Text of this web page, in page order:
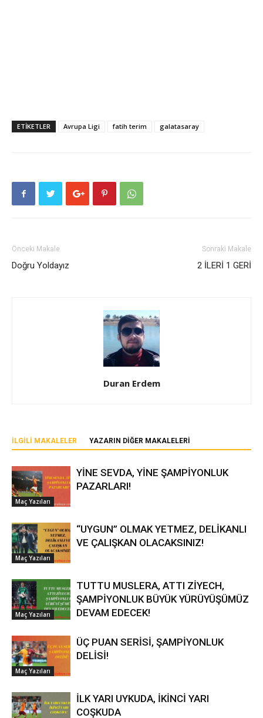
ETIKETLER Avrupa Ligi fatih terim galatasaray
Önceki Makale
Doğru Yoldayız
Sonraki Makale
2 İLERİ 1 GERİ
Duran Erdem
İLGILI MAKALELER YAZARIN DIĞER MAKALELERI
Maç Yazıları
YİNE SEVDA, YİNE ŞAMPİYONLUK
PAZARLARI!
Maç Yazıları
“UYGUN” OLMAK YETMEZ, DELİKANLI
VE ÇALIŞKAN OLACAKSINIZ!
Maç Yazıları
TUTTU MUSLERA, ATTI ZİYECH,
ŞAMPİYONLUK BÜYÜK YÜRÜYÜŞÜMÜZ
DEVAM EDECEK!
Maç Yazıları
ÜÇ PUAN SERİSİ, ŞAMPİYONLUK
DELİSİ!
İLK YARI UYKUDA, İKİNCİ YARI
COŞKUDA